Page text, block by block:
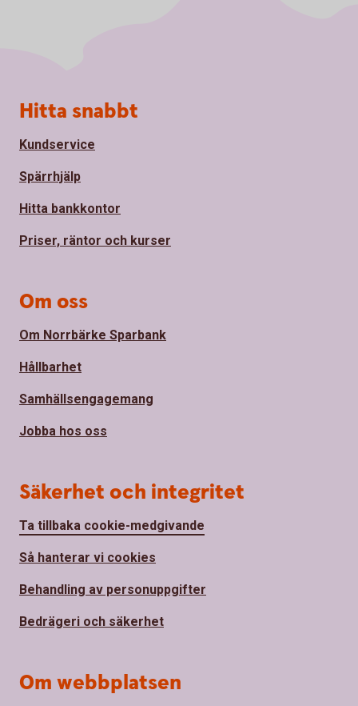
Sidfot
Hitta snabbt
Kundservice
Spärrhjälp
Hitta bankkontor
Priser, räntor och kurser
Om oss
Om Norrbärke Sparbank
Hållbarhet
Samhällsengagemang
Jobba hos oss
Säkerhet och integritet
Ta tillbaka cookie-medgivande
Så hanterar vi cookies
Behandling av personuppgifter
Bedrägeri och säkerhet
Om webbplatsen